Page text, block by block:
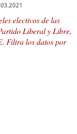
electivos de las
Liberal y Libre,
Filtra los datos por